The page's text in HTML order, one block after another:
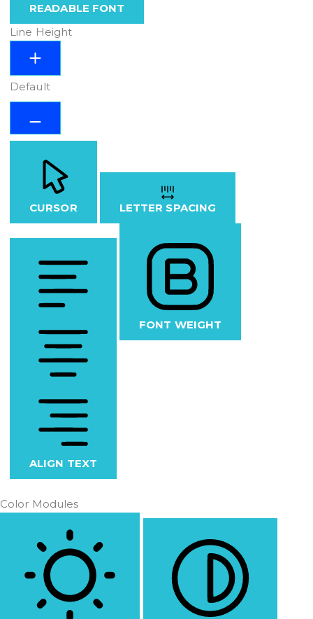
READABLE FONT
Line Height
Default
CURSOR LETTER SPACING
ALIGN TEXT
FONT WEIGHT
Color Modules